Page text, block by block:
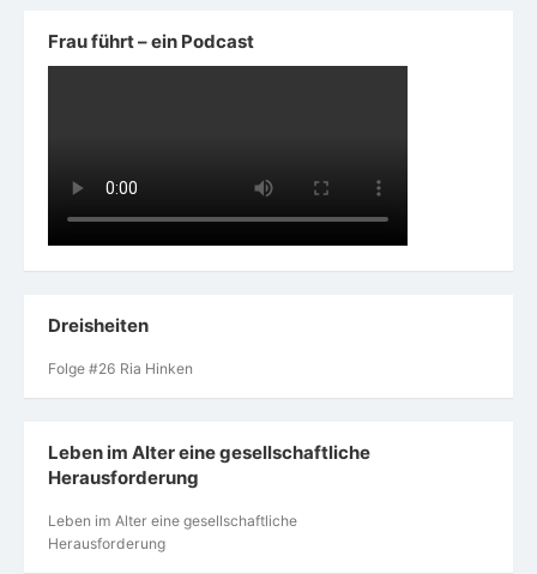
Frau führt – ein Podcast
Dreisheiten
Folge #26 Ria Hinken
Leben im Alter eine gesellschaftliche
Herausforderung
Leben im Alter eine gesellschaftliche
Herausforderung